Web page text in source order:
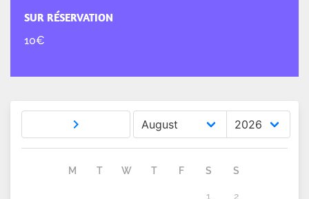
SUR RÉSERVATION
10€